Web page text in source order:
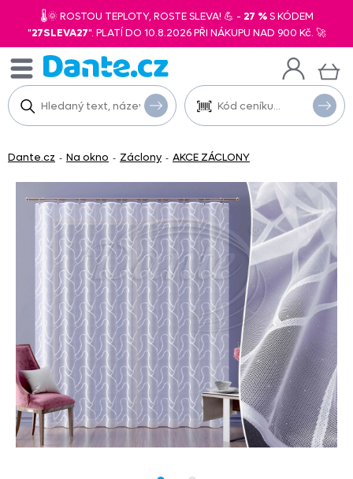
🌡️🌞 ROSTOU TEPLOTY, ROSTE SLEVA! 💪 - 27 %S KÓDEM
"27SLEVA27". PLATÍ DO 10.8.2026 PŘI NÁKUPU NAD 900 Kč. 🚀
Dante.cz - Na okno - Záclony - AKCE ZÁCLONY